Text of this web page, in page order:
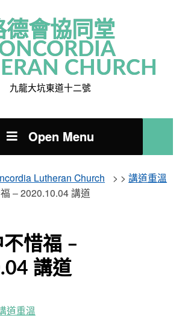
德會協同堂
CHURCH
九龍大坑東道十二號
Open Menu
Lutheran Church > > 講道重溫
– 2020.10.04 講道
惜福 –
講道
道重溫